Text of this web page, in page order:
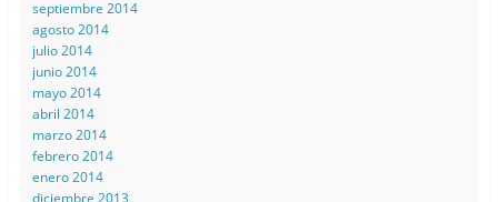
septiembre 2014
agosto 2014
julio 2014
junio 2014
mayo 2014
abril 2014
marzo 2014
febrero 2014
enero 2014